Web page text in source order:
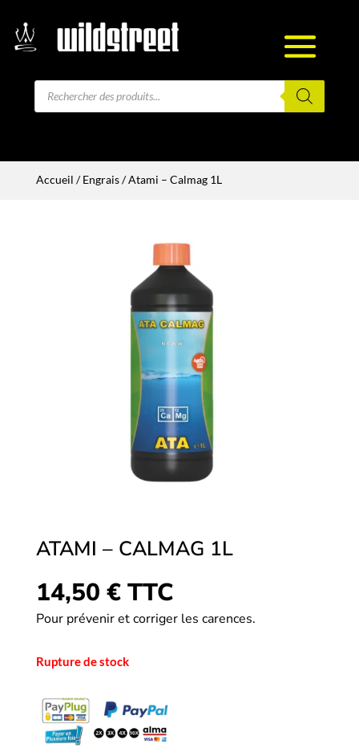
Recherche
Accueil /Engrais/ Atami – Calmag 1L
ATAMI – CALMAG 1L
14,50 € TTC
Pour prévenir et corriger les carences.
Rupture de stock